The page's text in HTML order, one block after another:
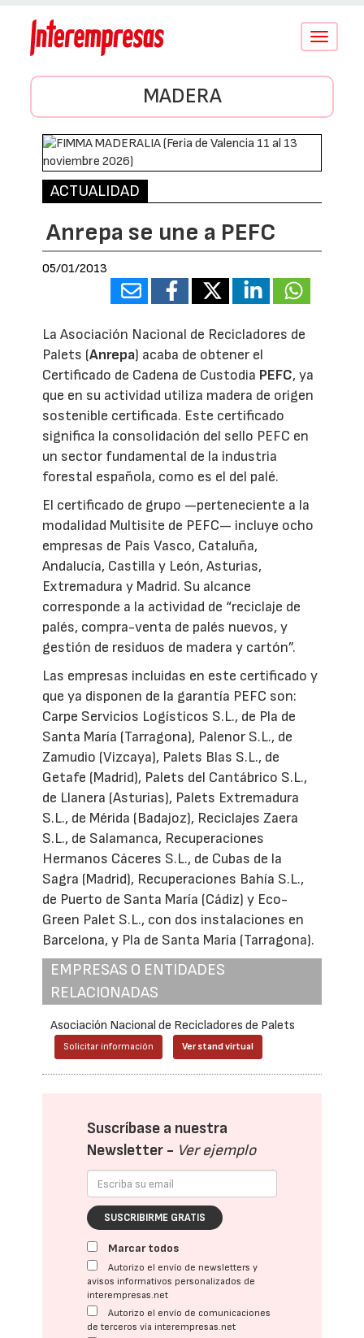
Conmutar
MADERA
ACTUALIDAD
Anrepa se une a PEFC
05/01/2013
La Asociación Nacional de Recicladores de
Palets (Anrepa) acaba de obtener el
Certificado de Cadena de Custodia PEFC, ya
que en su actividad utiliza madera de origen
sostenible certificada. Este certificado
significa la consolidación del sello PEFC en
un sector fundamental de la industria
forestal española, como es el del palé.
El certificado de grupo —perteneciente a la
modalidad Multisite de PEFC— incluye ocho
empresas de País Vasco, Cataluña,
Andalucía, Castilla y León, Asturias,
Extremadura y Madrid. Su alcance
corresponde a la actividad de “reciclaje de
palés, compra-venta de palés nuevos, y
gestión de residuos de madera y cartón”.
Las empresas incluidas en este certificado y
que ya disponen de la garantía PEFC son:
Carpe Servicios Logísticos S.L., de Pla de
Santa María (Tarragona), Palenor S.L., de
Zamudio (Vizcaya), Palets Blas S.L., de
Getafe (Madrid), Palets del Cantábrico S.L.,
de Llanera (Asturias), Palets Extremadura
S.L., de Mérida (Badajoz), Reciclajes Zaera
S.L., de Salamanca, Recuperaciones
Hermanos Cáceres S.L., de Cubas de la
Sagra (Madrid), Recuperaciones Bahía S.L.,
de Puerto de Santa María (Cádiz) y Eco-
Green Palet S.L., con dos instalaciones en
Barcelona, y Pla de Santa María (Tarragona).
EMPRESAS O ENTIDADES
RELACIONADAS
Asociación Nacional de Recicladores de Palets
Solicitar información Ver stand virtual
Suscríbase a nuestra
Newsletter - Ver ejemplo
SUSCRIBIRME GRATIS
Marcar todos
Autorizo el envío de newsletters y
avisos informativos personalizados de
interempresas.net
Autorizo el envío de comunicaciones
de terceros vía interempresas.net